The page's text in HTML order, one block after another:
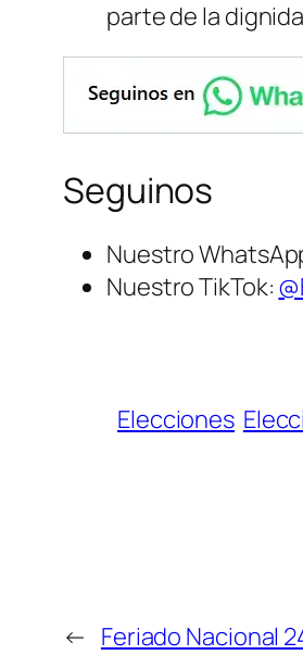
parte de la
Seguinos
Nuestro
Nuestro TikTok:
Elecciones
← Feriado Nacional